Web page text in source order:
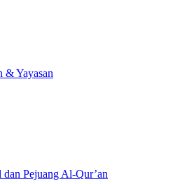
& Yayasan
dan Pejuang Al-Qur’an